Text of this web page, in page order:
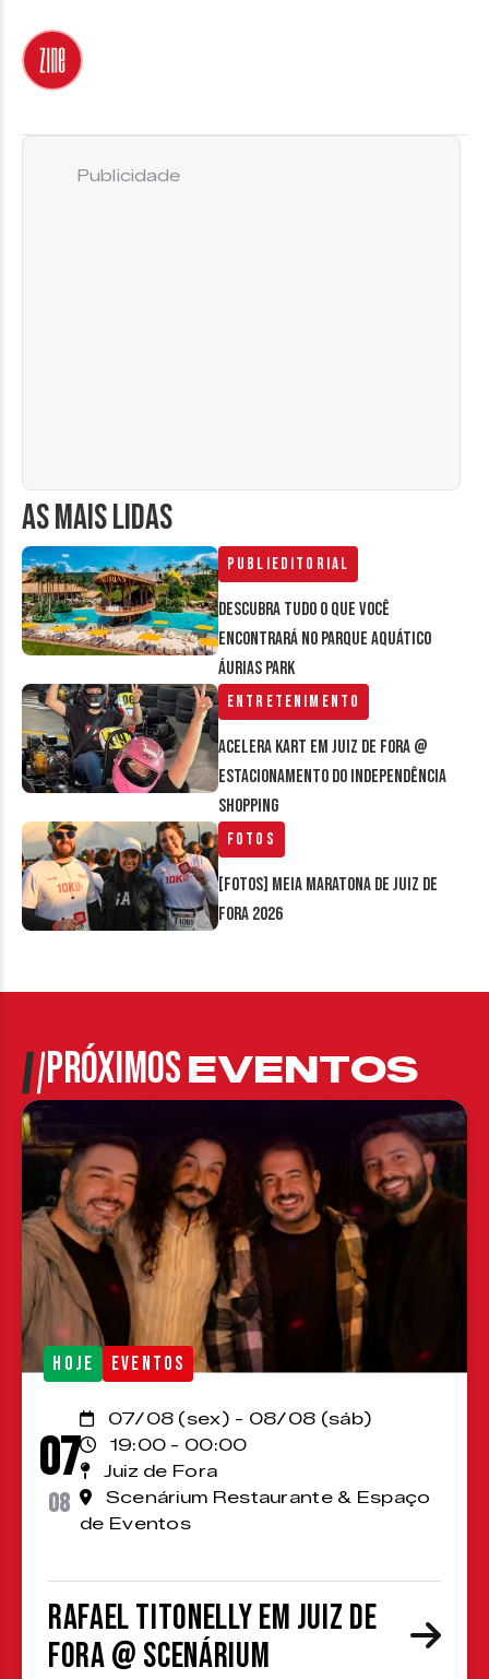
AS MAIS LIDAS
Publieditorial
Descubra tudo o que você
encontrará no parque aquático
Áurias Park
Entretenimento
Acelera Kart em Juiz de Fora @
estacionamento do Independência
Shopping
Fotos
[FOTOS] Meia Maratona de Juiz de
Fora 2026
Publicidade
PRÓXIMOSEVENTOS
HOJE EVENTOS
07
08
07/08 (sex) - 08/08 (sáb)
19:00 - 00:00
Juiz de Fora
Scenárium Restaurante & Espaço
de Eventos
Rafael Titonelly em Juiz de
Fora @ Scenárium